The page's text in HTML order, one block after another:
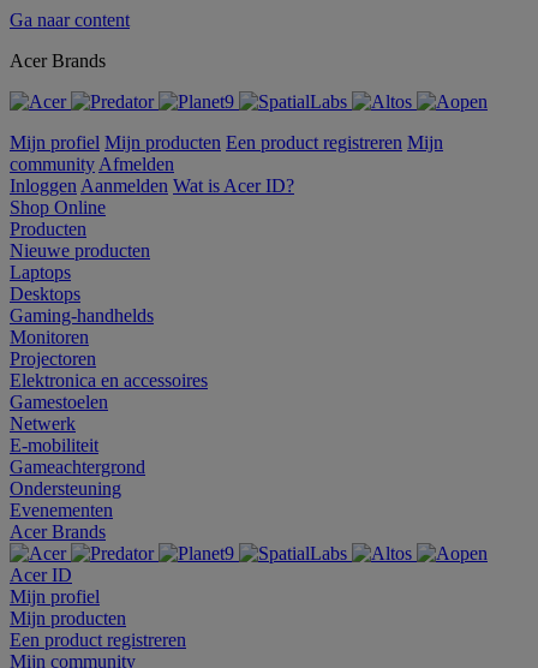
Ga naar content
Acer Brands
Mijn profiel Mijn producten Een product registreren Mijn
community Afmelden
Inloggen Aanmelden Wat is Acer ID?
Shop Online
Producten
Nieuwe producten
Laptops
Desktops
Gaming-handhelds
Monitoren
Projectoren
Elektronica en accessoires
Gamestoelen
Netwerk
E-mobiliteit
Gameachtergrond
Ondersteuning
Evenementen
Acer Brands
Acer ID
Mijn profiel
Mijn producten
Een product registreren
Mijn community